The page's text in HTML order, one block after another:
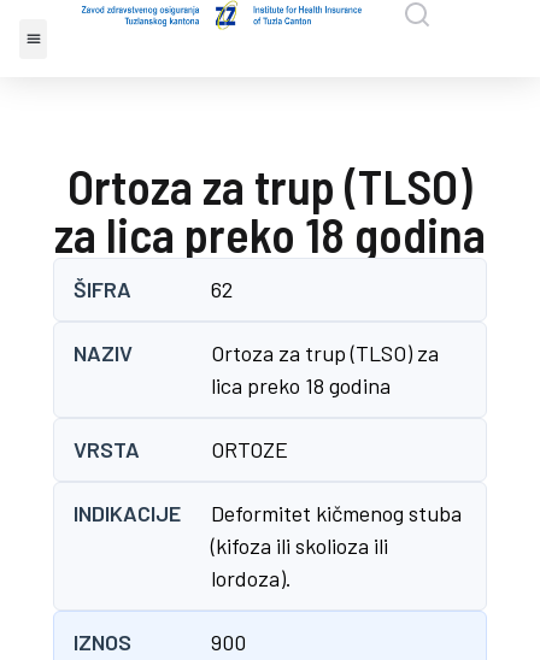
Ortoza za trup (TLSO)
za lica preko 18 godina
ŠIFRA 62
NAZIV
Ortoza za trup (TLSO) za
lica preko 18 godina
VRSTA ORTOZE
INDIKACIJE
Deformitet kičmenog stuba
(kifoza ili skolioza ili
lordoza).
IZNOS
900